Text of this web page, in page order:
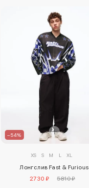
–54%
XS S M L XL
Лонгслив Fast & Furious
2730 ₽
5810 ₽